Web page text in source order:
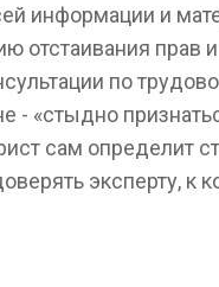
информации и
отстаивания прав
по
- «стыдно
сам определит
эксперту,